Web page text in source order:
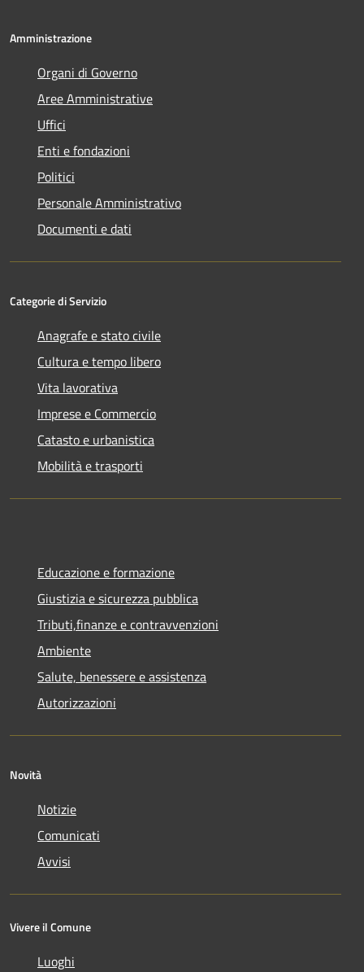
Amministrazione
Organi di Governo
Aree Amministrative
Uffici
Enti e fondazioni
Politici
Personale Amministrativo
Documenti e dati
Categorie di Servizio
Anagrafe e stato civile
Cultura e tempo libero
Vita lavorativa
Imprese e Commercio
Catasto e urbanistica
Mobilità e trasporti
Educazione e formazione
Giustizia e sicurezza pubblica
Tributi,finanze e contravvenzioni
Ambiente
Salute, benessere e assistenza
Autorizzazioni
Novità
Notizie
Comunicati
Avvisi
Vivere il Comune
Luoghi